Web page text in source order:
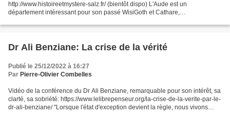
http://www.histoireetmystere-salz.fr/ (bientôt dispo) L'Aude est un
département intéressant pour son passé WisiGoth et Cathare,
Dr Ali Benziane: La crise de la vérité
Publié le 25/12/2022 à 16:27
Par Pierre-Olivier Combelles
Vidéo de la conférence du Dr Ali Benziane, remarquable pour son intérêt, sa
clarté, sa sobriété: https://www.lelibrepenseur.org/la-crise-de-la-verite-par-le-
dr-ali-benziane/ "Lorsque l'état d'exception devient la règle, nous vivons